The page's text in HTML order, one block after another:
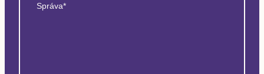
Správa*